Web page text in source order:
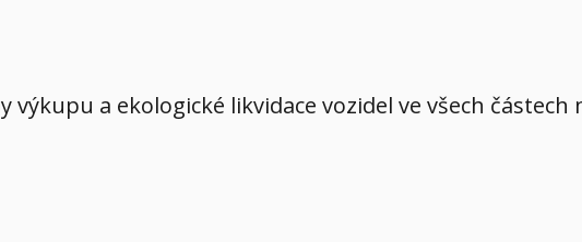
výkupu a ekologické likvidace vozidel ve všech částech